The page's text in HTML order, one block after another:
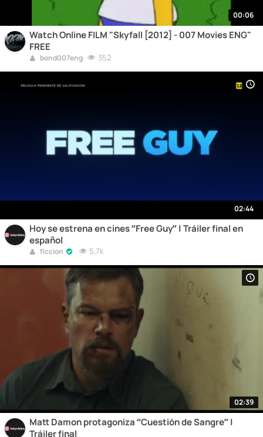
00:06
Watch Online FILM "Skyfall [2012] - 007 Movies ENG"
FREE
bond007eng 352
02:44
Hoy se estrena en cines “Free Guy” | Tráiler final en
español
ficcion 5,7k
02:39
Matt Damon protagoniza “Cuestión de Sangre” |
Tráiler final